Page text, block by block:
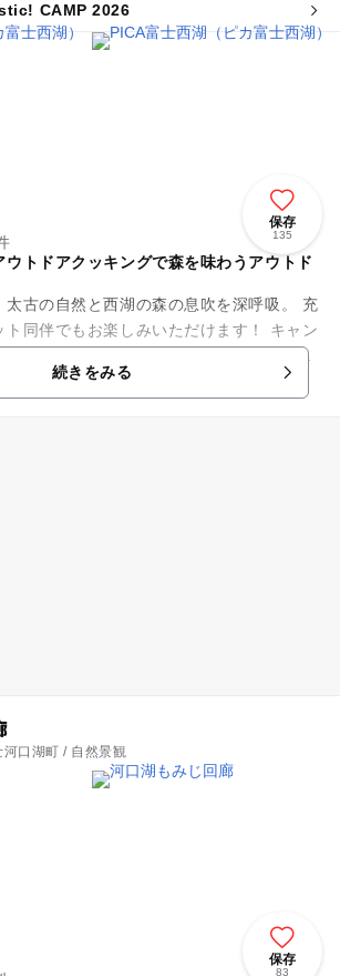
CAMP 2026
保存
135
ウトドアクッキングで森を味わうアウトド
古の自然と西湖の森の息吹を深呼吸。 充
伴でもお楽しみいただけます！ キャン
グコテージ・トレーラーコテージとお好み
続きをみる
口湖町 / 自然景観
保存
83